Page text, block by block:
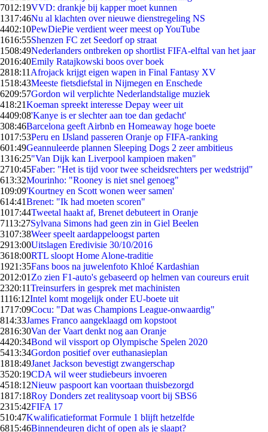
7012:19VVD: drankje bij kapper moet kunnen
1317:46Nu al klachten over nieuwe dienstregeling NS
4402:10PewDiePie verdient weer meest op YouTube
1616:55Shenzen FC zet Seedorf op straat
1508:49Nederlanders ontbreken op shortlist FIFA-elftal van het jaar
2016:40Emily Ratajkowski boos over boek
2818:11 Afrojack krijgt eigen wapen in Final Fantasy XV
1518:43Meeste fietsdiefstal in Nijmegen en Enschede
6209:57Gordon wil verplichte Nederlandstalige muziek
418:21Koeman spreekt interesse Depay weer uit
4409:08'Kanye is er slechter aan toe dan gedacht'
308:46Barcelona geeft Airbnb en Homeaway hoge boete
1017:53Peru en IJsland passeren Oranje op FIFA-ranking
601:49Geannuleerde plannen Sleeping Dogs 2 zeer ambitieus
1316:25"Van Dijk kan Liverpool kampioen maken"
2710:45Faber: "Het is tijd voor twee scheidsrechters per wedstrijd"
613:32Mourinho: "Rooney is niet snel genoeg"
109:09'Kourtney en Scott wonen weer samen'
614:41Brenet: "Ik had moeten scoren"
1017:44Tweetal haakt af, Brenet debuteert in Oranje
7113:27Sylvana Simons had geen zin in Giel Beelen
3107:38Weer speelt aardappeloogst parten
2913:00Uitslagen Eredivisie 30/10/2016
3618:00RTL sloopt Home Alone-traditie
1921:35Fans boos na juwelenfoto Khloé Kardashian
2012:01 Zo zien F1-auto's gebaseerd op helmen van coureurs eruit
2320:11Treinsurfers in gesprek met machinisten
1116:12Intel komt mogelijk onder EU-boete uit
1717:09Cocu: "Dat was Champions League-onwaardig"
814:33James Franco aangeklaagd om kopstoot
2816:30Van der Vaart denkt nog aan Oranje
4420:34Bond wil vissport op Olympische Spelen 2020
5413:34Gordon positief over euthanasieplan
1818:49Janet Jackson bevestigt zwangerschap
3520:19CDA wil weer studiebeurs invoeren
4518:12Nieuw paspoort kan voortaan thuisbezorgd
1817:18Roy Donders zet realitysoap voort bij SBS6
2315:42FIFA 17
510:47Kwalificatieformat Formule 1 blijft hetzelfde
6815:46Binnendeuren dicht of open als je slaapt?